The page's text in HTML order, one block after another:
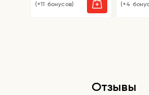
(+11 бонусов) (+4
Отзывы